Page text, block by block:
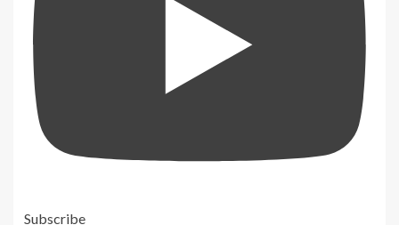
Subscribe